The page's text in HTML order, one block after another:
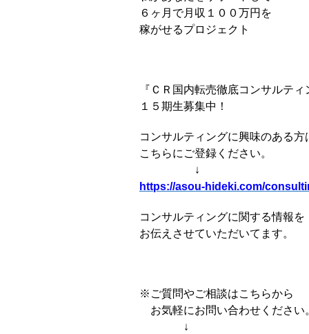
６ヶ月で月収１００万円を
稼がせるプロジェクト
『ＣＲ国内転売徹底コンサルティ
１５期生募集中！
コンサルティングに興味のある方
こちらにご登録ください。
↓
https://asou-hideki.com/
コンサルティングに関する情報を
お伝えさせていただいてます。
※ご質問やご相談はこちらから
お気軽にお問い合わせください
↓